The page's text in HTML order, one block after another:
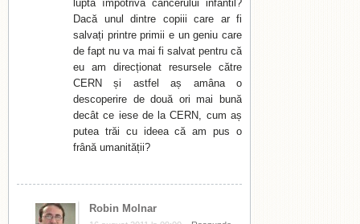
luptă împotriva cancerului infantil?
Dacă unul dintre copiii care ar fi
salvați printre primii e un geniu care
de fapt nu va mai fi salvat pentru că
eu am direcționat resursele către
CERN și astfel aș amâna o
descoperire de două ori mai bună
decât ce iese de la CERN, cum aș
putea trăi cu ideea că am pus o
frână umanității?
Robin Molnar